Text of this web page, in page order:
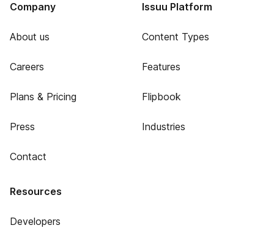
Company
About us
Careers
Plans & Pricing
Press
Contact
Issuu Platform
Content Types
Features
Flipbook
Industries
Resources
Developers